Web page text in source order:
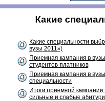
Какие
Какие специальности
вузы 2011»)
Приемная кампания в
студентов-платников
Приемная кампания в
специальности
Итоги приемной кампании
сильные и слабые